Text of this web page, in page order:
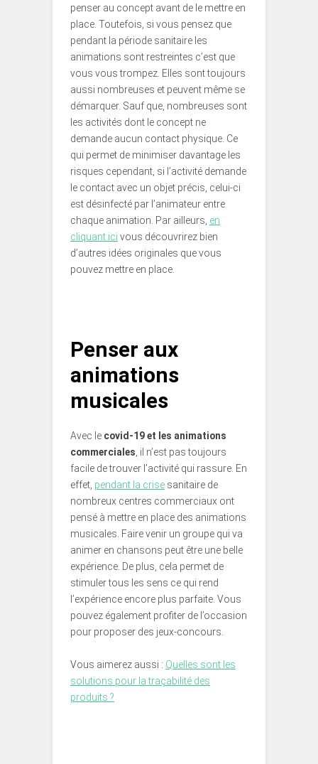
penser au concept avant de le mettre en
place. Toutefois, si vous pensez que
pendant la période sanitaire les
animations sont restreintes c’est que
vous vous trompez. Elles sont toujours
aussi nombreuses et peuvent même se
démarquer. Sauf que, nombreuses sont
les activités dont le concept ne
demande aucun contact physique. Ce
qui permet de minimiser davantage les
risques cependant, si l’activité demande
le contact avec un objet précis, celui-ci
est désinfecté par l’animateur entre
chaque animation. Par ailleurs, en
cliquant ici vous découvrirez bien
d’autres idées originales que vous
pouvez mettre en place.
Penser aux
animations
musicales
Avec le covid-19 et les animations
commerciales , il n’est pas toujours
facile de trouver l’activité qui rassure. En
effet, pendant la crise sanitaire de
nombreux centres commerciaux ont
pensé à mettre en place des animations
musicales. Faire venir un groupe qui va
animer en chansons peut être une belle
expérience. De plus, cela permet de
stimuler tous les sens ce qui rend
l’expérience encore plus parfaite. Vous
pouvez également profiter de l’occasion
pour proposer des jeux-concours.
Vous aimerez aussi : Quelles sont les
solutions pour la traçabilité des
produits ?